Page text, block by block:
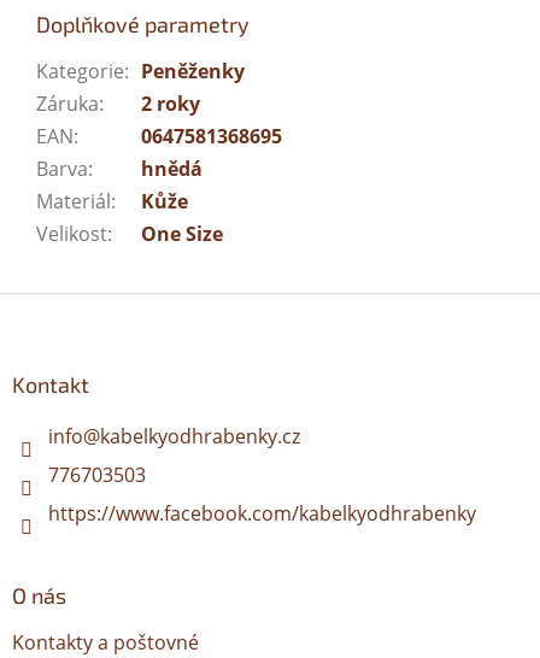
Doplňkové parametry
Kategorie: Peněženky
Záruka:
2 roky
EAN:
0647581368695
Barva:
hnědá
Materiál:
Kůže
Velikost: One Size
Kontakt
info@kabelkyodhrabenky.cz
776703503
https://www.facebook.com/kabelkyodhrabenky
O nás
Kontakty a poštovné